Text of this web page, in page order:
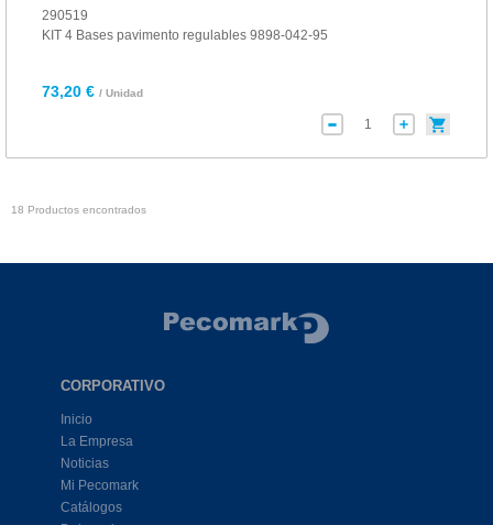
290519
KIT 4 Bases pavimento regulables 9898-042-95
73,20 € / Unidad
18 Productos encontrados
CORPORATIVO
Inicio
La Empresa
Noticias
Mi Pecomark
Catálogos